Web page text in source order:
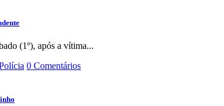
(1º), após a vítima...
0 Comentários